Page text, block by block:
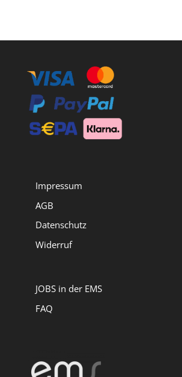
Impressum
AGB
Datenschutz
Widerruf
JOBS in der EMS
FAQ